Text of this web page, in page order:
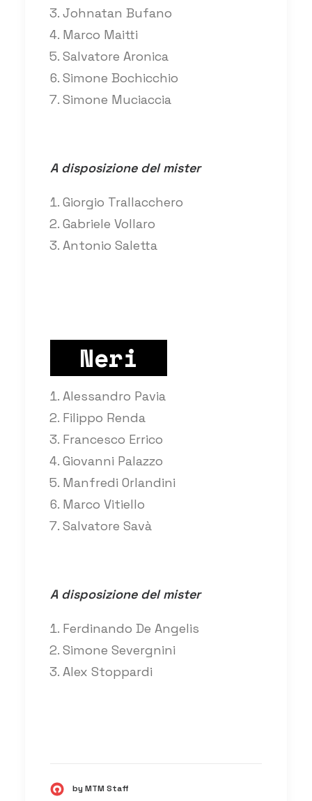
Johnatan Bufano
Marco Maitti
Salvatore Aronica
Simone Bochicchio
Simone Muciaccia
A disposizione del mister
Giorgio Trallacchero
Gabriele Vollaro
Antonio Saletta
Neri
Alessandro Pavia
Filippo Renda
Francesco Errico
Giovanni Palazzo
Manfredi Orlandini
Marco Vitiello
Salvatore Savà
A disposizione del mister
Ferdinando De Angelis
Simone Severgnini
Alex Stoppardi
by MTM Staff